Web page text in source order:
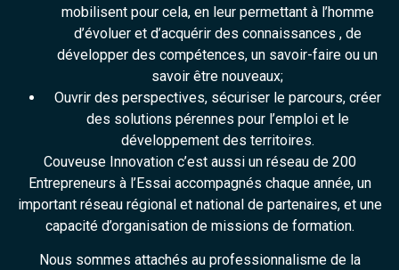
mobilisent pour cela, en leur permettant à l’homme
d’évoluer et d’acquérir des connaissances , de
développer des compétences, un savoir-faire ou un
savoir être nouveaux;
Ouvrir des perspectives, sécuriser le parcours, créer
des solutions pérennes pour l’emploi et le
développement des territoires.
Couveuse Innovation c’est aussi un réseau de 200
Entrepreneurs à l’Essai accompagnés chaque année, un
important réseau régional et national de partenaires, et une
capacité d’organisation de missions de formation.
Nous sommes attachés au professionnalisme de la